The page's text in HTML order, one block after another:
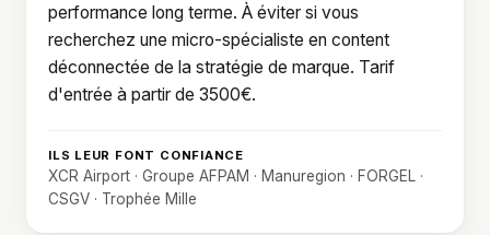
performance long terme. À éviter si vous
recherchez une micro-spécialiste en content
déconnectée de la stratégie de marque. Tarif
d'entrée à partir de 3500€.
ILS LEUR FONT CONFIANCE
XCR Airport · Groupe AFPAM · Manuregion · FORGEL ·
CSGV · Trophée Mille